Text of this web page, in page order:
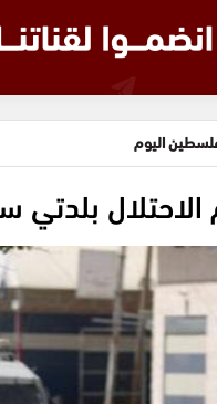
اليوم
بلدتي